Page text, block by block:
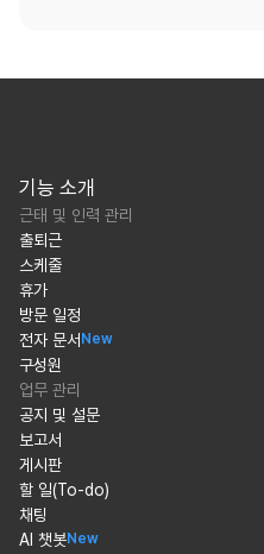
기능 소개
근태 및 인력 관리
출퇴근
스케줄
휴가
방문 일정
전자 문서 New
구성원
업무 관리
공지 및 설문
보고서
게시판
할 일(To-do)
채팅
AI 챗봇New